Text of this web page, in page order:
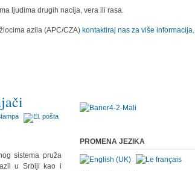
ljudima drugih nacija, vera ili rasa.
azila (APC/CZA) kontaktiraj nas za više informacija.
sistema pruža
u Srbiji kao i
PROMENA JEZIKA